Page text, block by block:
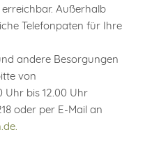
Außerhalb
Telefonpaten für Ihre
andere Besorgungen
von
Uhr bis 12.00 Uhr
oder per E-Mail an